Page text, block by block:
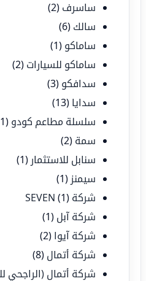
ساسرف (2)
سالك (6)
ساماكو (1)
ساماكو للسيارات (2)
سدافكو (3)
سدايا (13)
سلسلة مطاعم كودو (1)
سمة (2)
سنابل للاستثمار (1)
سيمنز (1)
شركة SEVEN (1)
شركة آبل (1)
شركة آيوا (2)
شركة أتمال (8)
شركة أتمال (الراجحي